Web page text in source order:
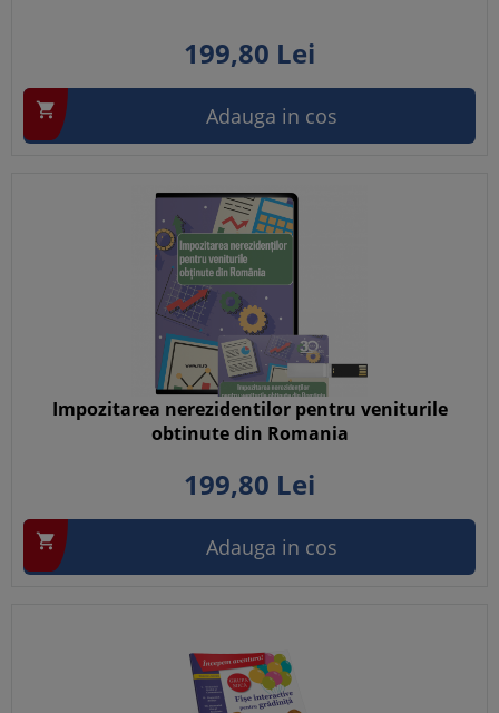
199,80 Lei
 Adauga in cos
Impozitarea nerezidentilor pentru veniturile
obtinute din Romania
199,80 Lei
 Adauga in cos